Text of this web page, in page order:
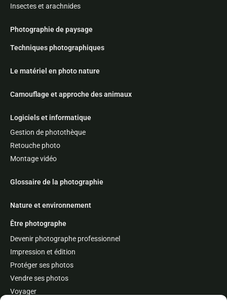
Insectes et arachnides
Photographie de paysage
Techniques photographiques
Le matériel en photo nature
Camouflage et approche des animaux
Logiciels et informatique
Gestion de photothèque
Retouche photo
Montage vidéo
Glossaire de la photographie
Nature et environnement
Être photographe
Devenir photographe professionnel
Impression et édition
Protéger ses photos
Vendre ses photos
Voyager